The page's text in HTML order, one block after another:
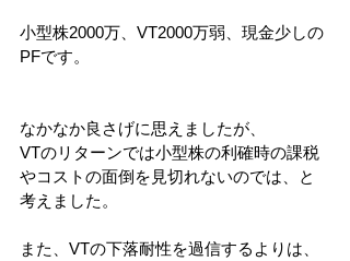
小型株2000万、VT2000万弱、現金少しの
PFです。
なかなか良さげに思えましたが、
VTのリターンでは小型株の利確時の課税
やコストの面倒を見切れないのでは、と
考えました。
また、VTの下落耐性を過信するよりは、